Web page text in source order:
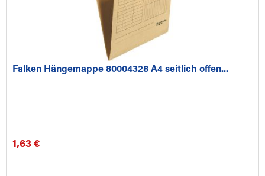
Falken Hängemappe 80004328 A4 seitlich offen...
1,63 €